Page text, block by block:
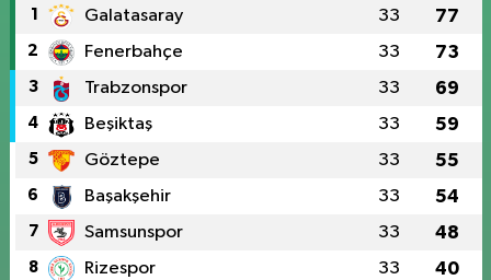
1 Galatasaray 33 77
2 Fenerbahçe 33 73
3 Trabzonspor 33 69
4 Beşiktaş 33 59
5 Göztepe 33 55
6 Başakşehir 33 54
7 Samsunspor 33 48
8 Rizespor 33 40